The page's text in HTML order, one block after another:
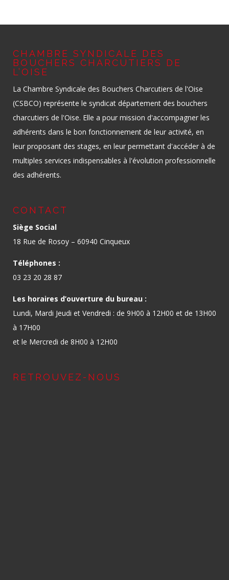
CHAMBRE SYNDICALE DES
BOUCHERS CHARCUTIERS DE
L’OISE
La Chambre Syndicale des Bouchers Charcutiers de l'Oise
(CSBCO) représente le syndicat département des bouchers
charcutiers de l'Oise. Elle a pour mission d'accompagner les
adhérents dans le bon fonctionnement de leur activité, en
leur proposant des stages, en leur permettant d'accéder à de
multiples services indispensables à l'évolution professionnelle
des adhérents.
CONTACT
Siège Social
18 Rue de Rosoy – 60940 Cinqueux
Téléphones :
03 23 20 28 87
Les horaires d’ouverture du bureau :
Lundi, Mardi Jeudi et Vendredi : de 9H00 à 12H00 et de 13H00
à 17H00
et le Mercredi de 8H00 à 12H00
RETROUVEZ-NOUS